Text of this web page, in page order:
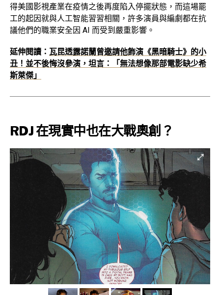
得美國影視產業在疫情之後再度陷入停擺狀態，而這場罷
工的起因就與人工智能習習相關，許多演員與編劇都在抗
議他們的職業安全因 AI 而受到嚴重影響。
延伸閱讀： 瓦昆透露諾蘭曾邀請他飾演《黑暗騎士》的小
丑！並不後悔沒參演，坦言：「無法想像那部電影缺少希
斯萊傑」
RDJ 在現實中也在大戰奧創？